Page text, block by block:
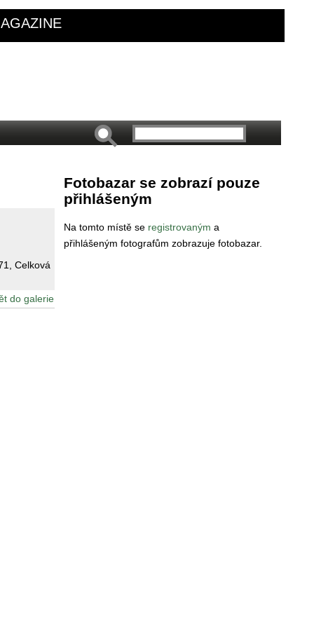
, Celková
do galerie
Fotobazar se zobrazí pouze
přihlášeným
Na tomto místě se registrovaným a
přihlášeným fotografům zobrazuje fotobazar.